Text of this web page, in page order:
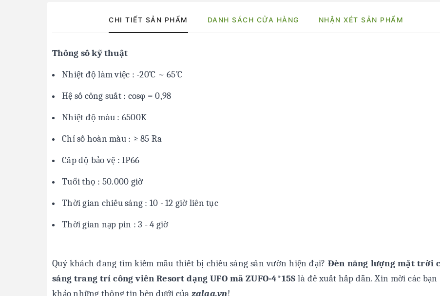
CHI TIẾT SẢN PHẨM DANH SÁCH CỬA HÀNG NHẬN XÉT SẢN PHẨM
Thông số kỹ thuật
Nhiệt độ làm việc : -20˚C ~ 65˚C
Hệ số công suất : cosφ = 0,98
Nhiệt độ màu : 6500K
Chỉ số hoàn màu : ≥ 85 Ra
Cấp độ bảo vệ : IP66
Tuổi thọ : 50.000 giờ
Thời gian chiếu sáng : 10 - 12 giờ liên tục
Thời gian nạp pin : 3 - 4 giờ
Quý khách đang tìm kiếm mẫu thiết bị chiếu sáng sân vườn hiện đại? Đèn năng lượng mặt trời
sáng trang trí công viên Resort dạng UFO mã ZUFO-4*15Slà đề xuất hấp dẫn. Xin mời các
khảo những thông tin bên dưới của zalaa.vn!